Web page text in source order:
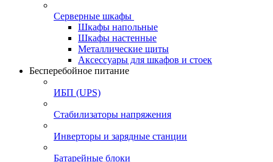
Серверные шкафы
Шкафы напольные
Шкафы настенные
Металлические щиты
Аксессуары для шкафов и стоек
Бесперебойное питание
ИБП (UPS)
Стабилизаторы напряжения
Инверторы и зарядные станции
Батарейные блоки